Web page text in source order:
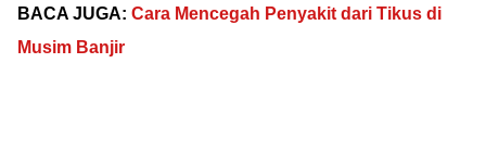
BACA JUGA: Cara Mencegah Penyakit dari Tikus di
Musim Banjir